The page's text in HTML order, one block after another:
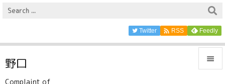

Twitter  RSS Feedly
野口
Complaint of